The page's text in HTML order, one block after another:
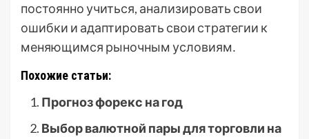
постоянно учиться, анализировать свои
ошибки и адаптировать свои стратегии к
меняющимся рыночным условиям․
Похожие статьи:
Прогноз форекс на год
Выбор валютной пары для торговли на